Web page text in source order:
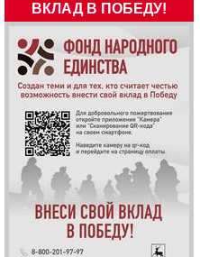
ВКЛАД В ПОБЕДУ!